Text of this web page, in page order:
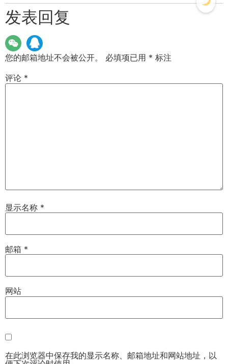
发表回复
您的邮箱地址不会被公开。 必填项已用 * 标注
评论 *
显示名称 *
邮箱 *
网站
在此浏览器中保存我的显示名称、邮箱地址和网站地址，以